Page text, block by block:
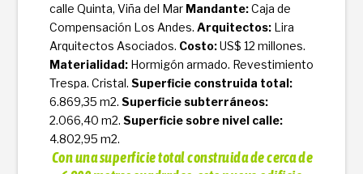
calle Quinta, Viña del Mar Mandante:Caja de
Compensación Los Andes. Arquitectos:Lira
Arquitectos Asociados. Costo:US$ 12 millones.
Materialidad:Hormigón armado. Revestimiento
Trespa. Cristal. Superficie construida total:
6.869,35 m2. Superficie subterráneos:
2.066,40 m2. Superficie sobre nivel calle:
4.802,95 m2.
Con una superficie total construida de cerca de